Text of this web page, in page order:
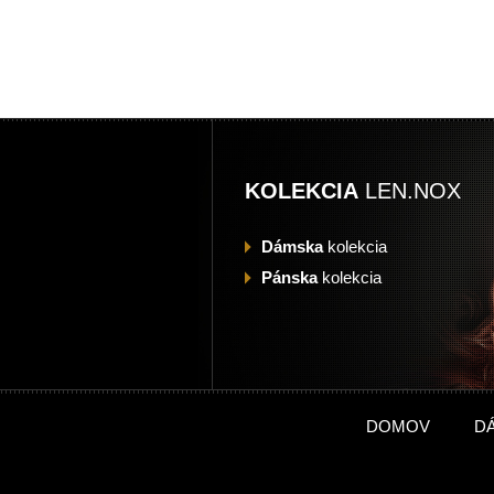
KOLEKCIA LEN.NOX
Dámskakolekcia
Pánskakolekcia
DOMOV